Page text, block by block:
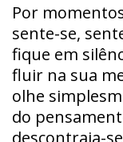
Por
sente-se,
fique em
fluir na sua
olhe
do
descontraia-